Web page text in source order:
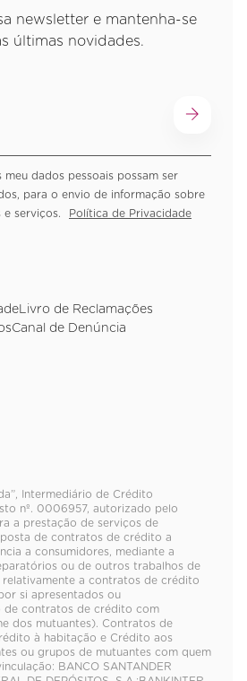
newsletter e mantenha-se
últimas novidades.
dados pessoais possam ser
para o envio de informação sobre
e serviços.
Política de Privacidade
Livro de Reclamações
Canal de Denúncia
Intermediário de Crédito
nº. 0006957, autorizado pelo
a prestação de serviços de
de contratos de crédito a
a consumidores, mediante a
ou de outros trabalhos de
a contratos de crédito
si apresentados ou
de contratos de crédito com
dos mutuantes). Contratos de
à habitação e Crédito aos
ou grupos de mutuantes com quem
BANCO SANTANDER